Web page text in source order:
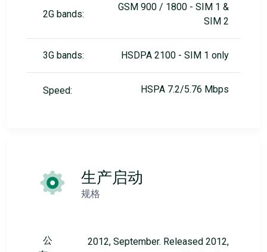
2G bands:
GSM 900 / 1800 - SIM 1 &
SIM 2
3G bands: HSDPA 2100 - SIM 1 only
Speed: HSPA 7.2/5.76 Mbps
生产启动
规格
公
2012, September. Released 2012,